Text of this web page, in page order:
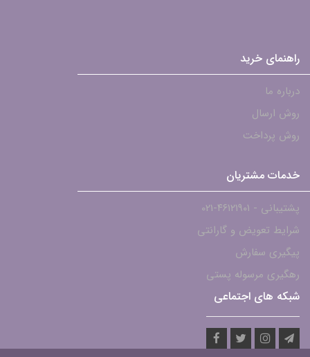
راهنمای خرید
درباره ما
روش ارسال
روش پرداخت
خدمات مشتریان
پشتیبانی - ۴۶۱۲۱۹۰۱-021
شرایط تعویض و گارانتی
پیگیری سفارش
رهگیری مرسوله پستی
شبکه های اجتماعی